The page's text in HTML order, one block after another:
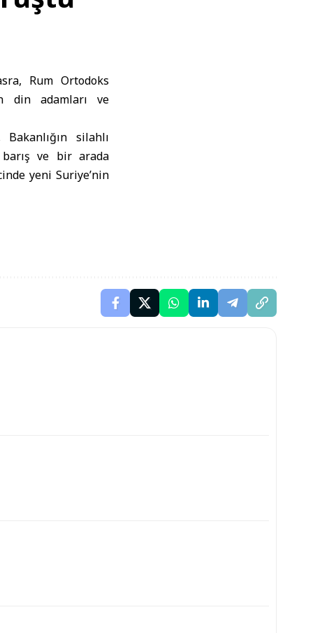
Rum Ortodoks
din adamları ve
silahlı
ve bir arada
yeni Suriye’nin